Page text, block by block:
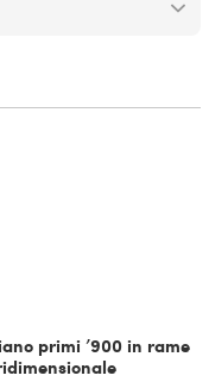
primi ’900 in rame